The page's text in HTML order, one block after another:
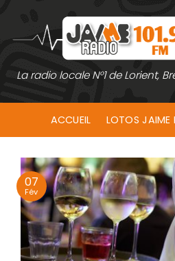
contenu
La radio locale N°1 de Lorient,
ACCUEIL LOTOS JAIME
07
Fév